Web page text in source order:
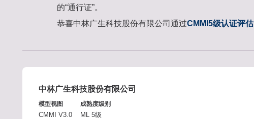
的“通行证”。
恭喜中林广生科技股份有限公司通过CMMI5级认证评估
中林广生科技股份有限公司
模型视图
CMMI V3.0
成熟度级别
ML 5级